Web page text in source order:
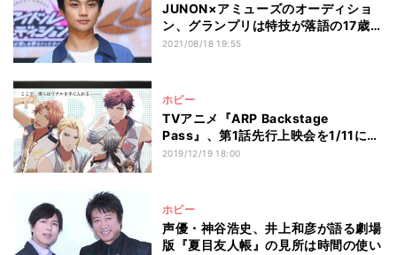
JUNON×アミューズのオーディショ
ン、グランプリは特技が落語の17歳・
磯野泉さん
2021/08/18 19:55
ホビー
TVアニメ『ARP Backstage
Pass』、第1話先行上映会を1/11に開
催決定
2019/12/19 18:00
ホビー
声優・神谷浩史、井上和彦が語る劇場
版『夏目友人帳』の見所は時間の使い